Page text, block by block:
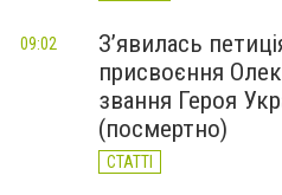
З’явилась
присвоєння
звання Героя
(посмертно)
СТАТТІ
09:02